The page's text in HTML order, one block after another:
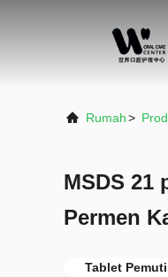
Rumah>
MSDS 21
Permen
Tablet